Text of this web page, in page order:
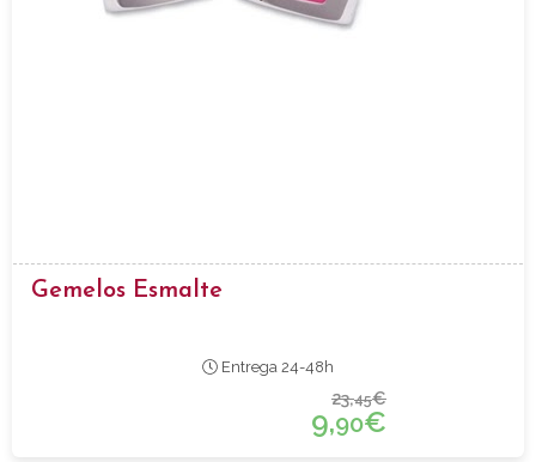
Gemelos Esmalte
Entrega 24-48h
23,45€
9,90€